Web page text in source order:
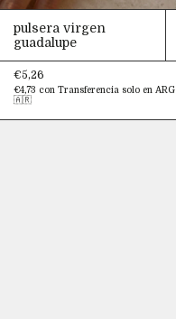
pulsera virgen
guadalupe
€5,26
€4,73 con Transferencia solo en ARG
🇦🇷